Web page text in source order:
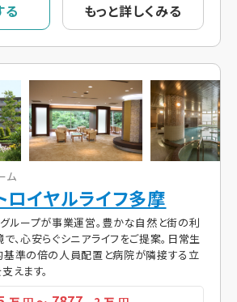
る もっと詳しくみる
ム
ロイヤルライフ多摩
ループが事業運営。豊かな自然と街の利
、心安らぐシニアライフをご提案。日常生
基準の倍の人員配置と病院が隣接する立
えます。